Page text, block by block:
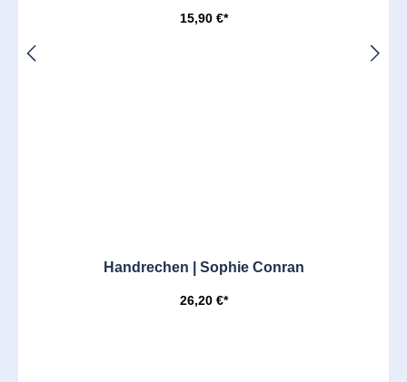
15,90 €*
Handrechen | Sophie Conran
26,20 €*